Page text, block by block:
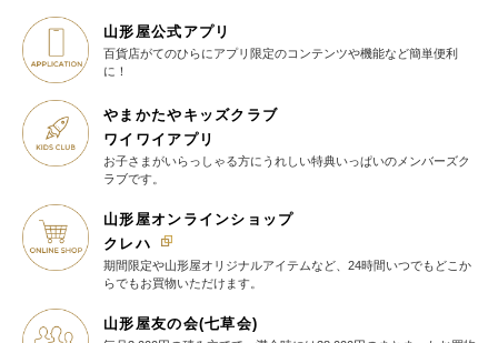
山形屋公式アプリ
百貨店がてのひらにアプリ限定のコンテンツや機能など簡単便利
に！
やまかたやキッズクラブ
ワイワイアプリ
お子さまがいらっしゃる方に うれしい特典いっぱいの メンバーズク
ラブです。
山形屋オンラインショップ
クレハ
期間限定や山形屋オリジナルアイテムなど、24時間いつでもどこか
らでもお買物いただけます。
山形屋友の会(七草会)